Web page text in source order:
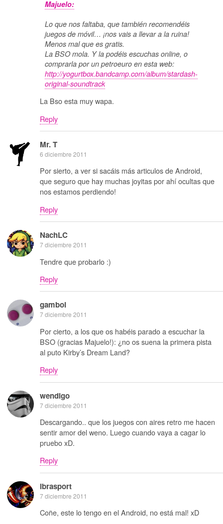
Majuelo:
Lo que nos faltaba, que también recomendéis
juegos de móvil… ¡nos vais a llevar a la ruina!
Menos mal que es gratis.
La BSO mola. Y la podéis escuchas online, o
comprarla por un petroeuro en esta web:
http://yogurtbox.bandcamp.com/album/stardash-
original-soundtrack
La Bso esta muy wapa.
Reply
Mr. T
6 diciembre 2011
Por sierto, a ver si sacáis más articulos de Android,
que seguro que hay muchas joyitas por ahí ocultas que
nos estamos perdiendo!
Reply
NachLC
7 diciembre 2011
Tendre que probarlo :)
Reply
gamboi
7 diciembre 2011
Por cierto, a los que os habéis parado a escuchar la
BSO (gracias Majuelo!): ¿no os suena la primera pista
al puto Kirby’s Dream Land?
Reply
wendigo
7 diciembre 2011
Descargando.. que los juegos con aires retro me hacen
sentir amor del weno. Luego cuando vaya a cagar lo
pruebo xD.
Reply
ibrasport
7 diciembre 2011
Coñe, este lo tengo en el Android, no está mal! xD